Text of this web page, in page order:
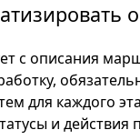
с описания
для каждого
и действия